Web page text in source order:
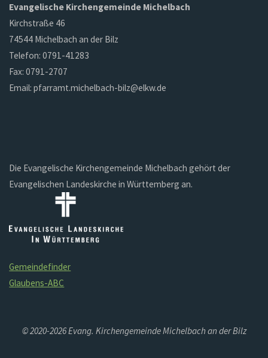
Evangelische Kirchengemeinde Michelbach
Kirchstraße 46
74544 Michelbach an der Bilz
Telefon: 0791-41283
Fax: 0791-2707
Email: pfarramt.michelbach-bilz@elkw.de
Die Evangelische Kirchengemeinde Michelbach gehört der
Evangelischen Landeskirche in Württemberg an.
Gemeindefinder
Glaubens-ABC
© 2020-2026 Evang. Kirchengemeinde Michelbach an der Bilz